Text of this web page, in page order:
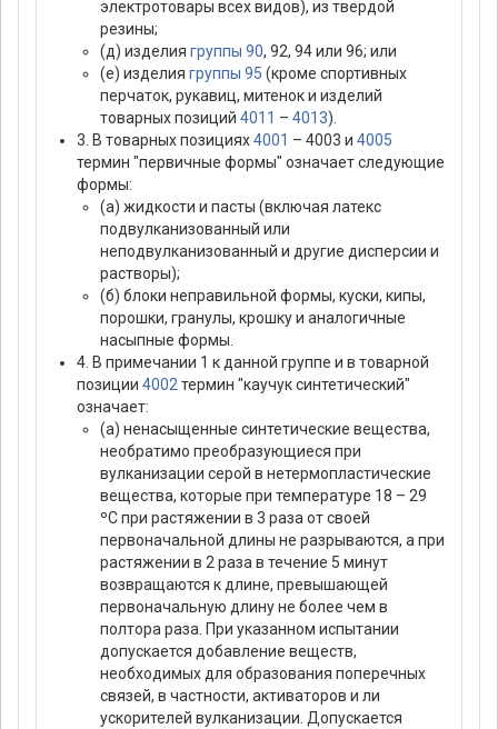
электротовары всех видов), из твердой
резины;
(д) изделия группы 90, 92, 94 или 96; или
(е) изделия группы 95 (кроме спортивных
перчаток, рукавиц, митенок и изделий
товарных позиций 4011 – 4013).
3. В товарных позициях4001 – 4003 и 4005
термин "первичные формы" означает следующие
формы:
(а) жидкости и пасты (включая латекс
подвулканизованный или
неподвулканизованный и другие дисперсии и
растворы);
(б) блоки неправильной формы, куски, кипы,
порошки, гранулы, крошку и аналогичные
насыпные формы.
4. В примечании 1 к данной группе и в товарной
позиции 4002 термин "каучук синтетический"
означает:
(а) ненасыщенные синтетические вещества,
необратимо преобразующиеся при
вулканизации серой в нетермопластические
вещества, которые при температуре 18 – 29
ºС при растяжении в 3 раза от своей
первоначальной длины не разрываются, а при
растяжении в 2 раза в течение 5 минут
возвращаются к длине, превышающей
первоначальную длину не более чем в
полтора раза. При указанном испытании
допускается добавление веществ,
необходимых для образования поперечных
связей, в частности, активаторов и ли
ускорителей вулканизации. Допускается